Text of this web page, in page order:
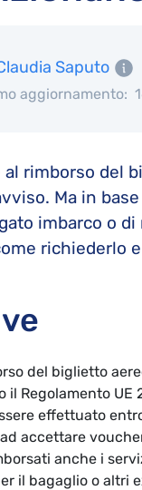
Saputo
aggiornamento:
rimborso del
Ma in base
imbarco o
richiederlo
del biglietto
il Regolamento UE
effettuato
accettare
anche i
il bagaglio o altri